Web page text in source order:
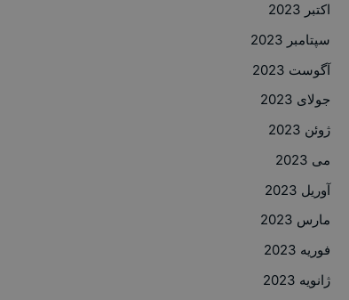
اکتبر 2023
سپتامبر 2023
آگوست 2023
جولای 2023
ژوئن 2023
می 2023
آوریل 2023
مارس 2023
فوریه 2023
ژانویه 2023